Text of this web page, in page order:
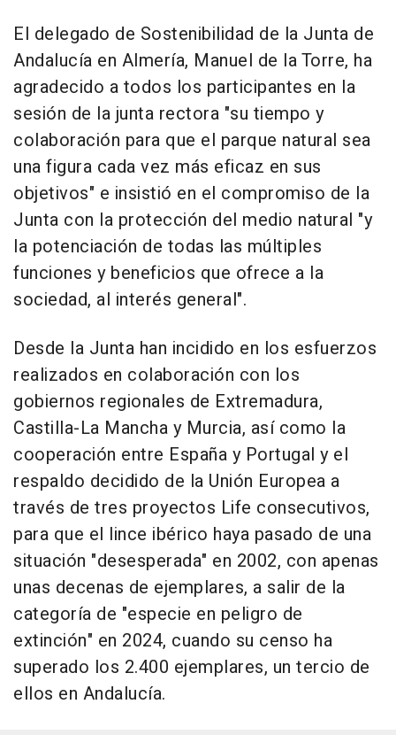
El delegado de Sostenibilidad de la Junta de
Andalucía en Almería, Manuel de la Torre, ha
agradecido a todos los participantes en la
sesión de la junta rectora "su tiempo y
colaboración para que el parque natural sea
una figura cada vez más eficaz en sus
objetivos" e insistió en el compromiso de la
Junta con la protección del medio natural "y
la potenciación de todas las múltiples
funciones y beneficios que ofrece a la
sociedad, al interés general".
Desde la Junta han incidido en los esfuerzos
realizados en colaboración con los
gobiernos regionales de Extremadura,
Castilla-La Mancha y Murcia, así como la
cooperación entre España y Portugal y el
respaldo decidido de la Unión Europea a
través de tres proyectos Life consecutivos,
para que el lince ibérico haya pasado de una
situación "desesperada" en 2002, con apenas
unas decenas de ejemplares, a salir de la
categoría de "especie en peligro de
extinción" en 2024, cuando su censo ha
superado los 2.400 ejemplares, un tercio de
ellos en Andalucía.